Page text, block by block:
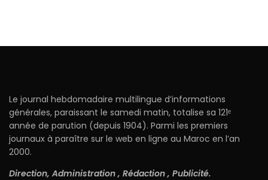
Le journal hebdomadaire multilingue d’informations
générales, paraissant le samedi matin, totalise sa 121ᵉ
année de parution (depuis 1904). Parmi les premiers
journaux à paraître sur le web en ligne au Maroc en l’an
2000.
Direction, Administration , Rédaction , Publicité.